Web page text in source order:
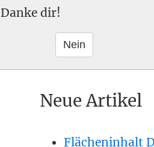
Danke dir!
Neue Artikel
Flächeninhalt